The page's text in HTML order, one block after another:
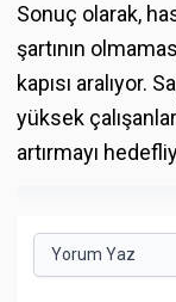
Sonuç olarak,
şartının
kapısı aralıyor.
yüksek
artırmayı
Yorum Yaz